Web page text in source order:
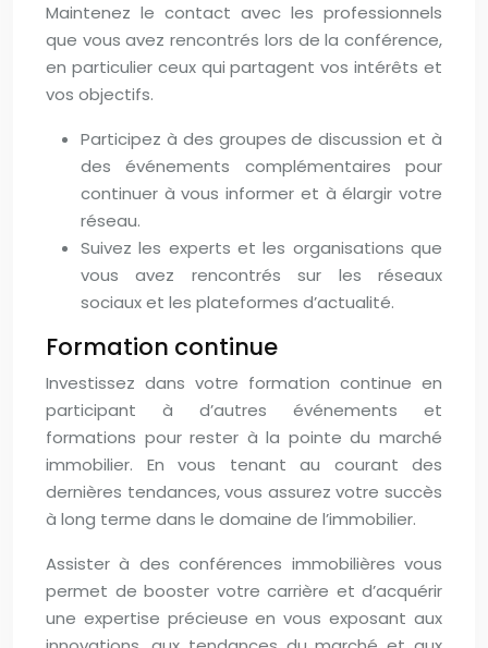
Maintenez le contact avec les professionnels
que vous avez rencontrés lors de la conférence,
en particulier ceux qui partagent vos intérêts et
vos objectifs.
Participez à des groupes de discussion et à
des événements complémentaires pour
continuer à vous informer et à élargir votre
réseau.
Suivez les experts et les organisations que
vous avez rencontrés sur les réseaux
sociaux et les plateformes d’actualité.
Formation continue
Investissez dans votre formation continue en
participant à d’autres événements et
formations pour rester à la pointe du marché
immobilier. En vous tenant au courant des
dernières tendances, vous assurez votre succès
à long terme dans le domaine de l’immobilier.
Assister à des conférences immobilières vous
permet de booster votre carrière et d’acquérir
une expertise précieuse en vous exposant aux